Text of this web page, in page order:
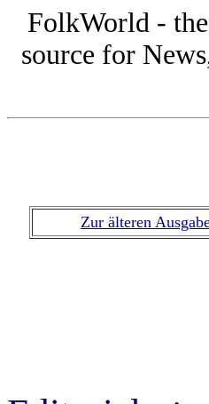
FolkWorld -
source for
Zur älteren